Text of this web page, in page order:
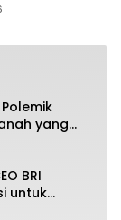
yang
BRI
untuk